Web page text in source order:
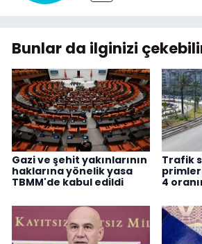
Bunlar da ilginizi
Gazi ve şehit yakınlarının
haklarına yönelik yasa
TBMM'de kabul edildi
Trafik
4